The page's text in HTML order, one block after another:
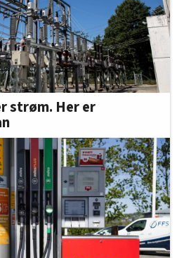
strøm. Her er